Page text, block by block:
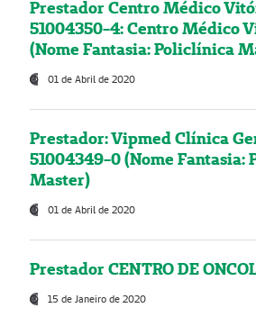
Prestador Centro Médico
51004350-4: Centro Médico
(Nome Fantasia: Policlínica
01 de Abril de 2020
Prestador: Vipmed Clínica
51004349-0 (Nome Fantasia:
Master)
01 de Abril de 2020
Prestador CENTRO DE
15 de Janeiro de 2020